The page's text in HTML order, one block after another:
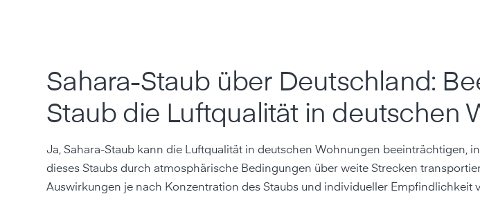
Sahara-Staub über Deutschland:
Staub die Luftqualität in deutschen
Ja, Sahara-Staub kann die Luftqualität in deutschen Wohnungen beeinträchtigen,
dieses Staubs durch atmosphärische Bedingungen über weite Strecken
Auswirkungen je nach Konzentration des Staubs und individueller Empfindlichkeit